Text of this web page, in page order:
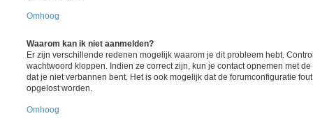
Omhoog
Waarom kan ik niet aanmelden?
Er zijn verschillende redenen mogelijk waarom je dit probleem hebt.
wachtwoord kloppen. Indien ze correct zijn, kun je contact opnemen met
dat je niet verbannen bent. Het is ook mogelijk dat de forumconfiguratie
opgelost worden.
Omhoog